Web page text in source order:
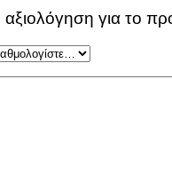
για το